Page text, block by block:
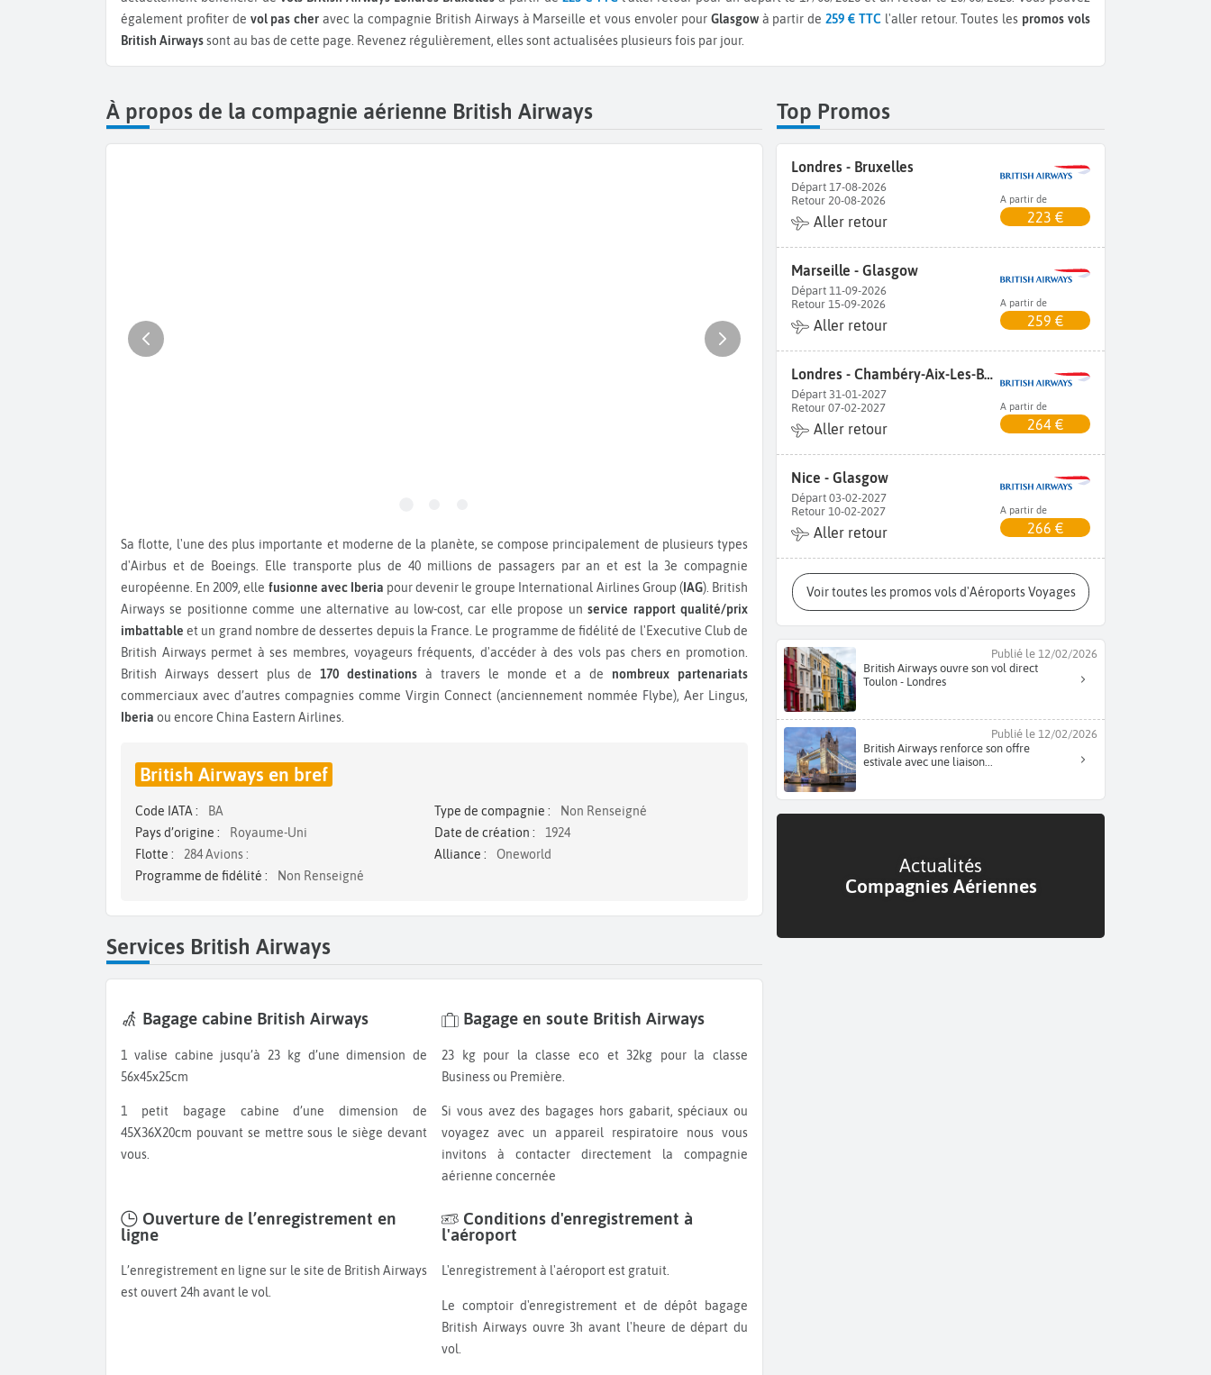
également profiter de vol pas cher avec la compagnie British Airways à Marseille et vous envoler pour Glasgowà partir de259 € TTCl'aller retour.Toutes les promos vols
British Airwayssont au bas de cette page. Revenez régulièrement, elles sont actualisées plusieurs fois par jour.
À propos de la compagnie aérienne British Airways
Sa flotte, l'une des plus importante et moderne de la planète, se compose principalement de plusieurs types
d'Airbus et de Boeings. Elle transporte plus de 40 millions de passagers par an et est la 3e compagnie
européenne. En 2009, elle fusionne avec Iberia pour devenir le groupe International Airlines Group (IAG). British
Airways se positionne comme une alternative au low-cost, car elle propose unservice rapport qualité/prix
imbattable et un grand nombre de dessertes depuis la France. Le programme de fidélité de l'Executive Club de
British Airways permet à ses membres, voyageurs fréquents, d'accéder à des vols pas chers en promotion.
British Airways dessert plus de170 destinations à travers le monde et a de nombreux partenariats
commerciaux avec d’autres compagnies comme Virgin Connect (anciennement nommée Flybe), Aer Lingus,
Iberia ou encore China Eastern Airlines.
British Airways en bref
Code IATA : BA Type de compagnie :
Non Renseigné
Pays d’origine :
Royaume-Uni Date de création :
1924
Flotte :
284 Avions : Alliance :
Oneworld
Programme de fidélité :
Non Renseigné
Services British Airways
Bagage cabine British Airways
1 valise cabine jusqu’à 23 kg d’une dimension de
56x45x25cm
1 petit bagage cabine d’une dimension de
45X36X20cm pouvant se mettre sous le siège devant
vous.
Bagage en soute British Airways
23 kg pour la classe eco et 32kg pour la classe
Business ou Première.
Si vous avez des bagages hors gabarit, spéciaux ou
voyagez avec un appareil respiratoire nous vous
invitons à contacter directement la compagnie
aérienne concernée
Ouverture de l’enregistrement en
ligne
L’enregistrement en ligne sur le site de British Airways
est ouvert 24h avant le vol.
Conditions d'enregistrement à
l'aéroport
L'enregistrement à l'aéroport est gratuit.
Le comptoir d'enregistrement et de dépôt bagage
British Airways ouvre 3h avant l'heure de départ du
vol.
Top Promos
Londres - Bruxelles
Départ 17-08-2026
Retour 20-08-2026
Aller retour
A partir de
223 €
Marseille - Glasgow
Départ 11-09-2026
Retour 15-09-2026
Aller retour
A partir de
259 €
Londres - Chambéry-Aix-Les-Bains
Départ 31-01-2027
Retour 07-02-2027
Aller retour
A partir de
264 €
Nice - Glasgow
Départ 03-02-2027
Retour 10-02-2027
Aller retour
A partir de
266 €
Voir toutes les promos vols d'Aéroports Voyages
British Airways ouvre son vol direct
Toulon - Londres
Publié le 12/02/2026
British Airways renforce son offre
estivale avec une liaison...
Publié le 12/02/2026
Actualités
Compagnies Aériennes